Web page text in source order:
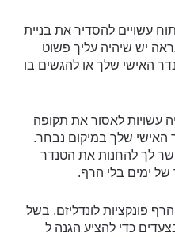
עשויים להסדיר את בניית
יש שיהיה עליך פשוט
האישי שלך או להגשים בו
עשויות לאסור את תקופה
האישי שלך במיקום נבחר.
לך להחנות את הטנדר
ימים בלי הרף.
פונקציות לונדליזם, בשל
כדי להציע הגנה ל